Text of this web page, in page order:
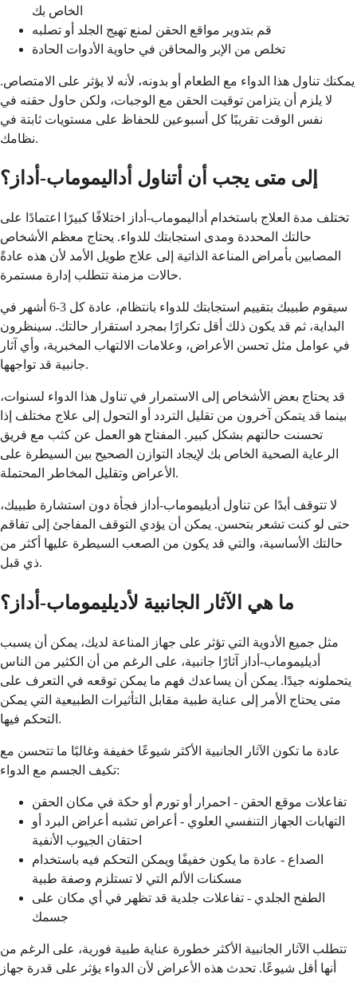
الخاص بك
قم بتدوير مواقع الحقن لمنع تهيج الجلد أو تصلبه
تخلص من الإبر والمحاقن في حاوية الأدوات الحادة
يمكنك تناول هذا الدواء مع الطعام أو بدونه، لأنه لا يؤثر على الامتصاص.
لا يلزم أن يتزامن توقيت الحقن مع الوجبات، ولكن حاول حقنه في
نفس الوقت تقريبًا كل أسبوعين للحفاظ على مستويات ثابتة في
نظامك.
إلى متى يجب أن أتناول أداليموماب-أداز؟
تختلف مدة العلاج باستخدام أداليموماب-أداز اختلافًا كبيرًا اعتمادًا على
حالتك المحددة ومدى استجابتك للدواء. يحتاج معظم الأشخاص
المصابين بأمراض المناعة الذاتية إلى علاج طويل الأمد لأن هذه عادةً
حالات مزمنة تتطلب إدارة مستمرة.
سيقوم طبيبك بتقييم استجابتك للدواء بانتظام، عادة كل 3-6 أشهر في
البداية، ثم قد يكون ذلك أقل تكرارًا بمجرد استقرار حالتك. سينظرون
في عوامل مثل تحسن الأعراض، وعلامات الالتهاب المخبرية، وأي آثار
جانبية قد تواجهها.
قد يحتاج بعض الأشخاص إلى الاستمرار في تناول هذا الدواء لسنوات،
بينما قد يتمكن آخرون من تقليل التردد أو التحول إلى علاج مختلف إذا
تحسنت حالتهم بشكل كبير. المفتاح هو العمل عن كثب مع فريق
الرعاية الصحية الخاص بك لإيجاد التوازن الصحيح بين السيطرة على
الأعراض وتقليل المخاطر المحتملة.
لا تتوقف أبدًا عن تناول أديليموماب-أداز فجأة دون استشارة طبيبك،
حتى لو كنت تشعر بتحسن. يمكن أن يؤدي التوقف المفاجئ إلى تفاقم
حالتك الأساسية، والتي قد يكون من الصعب السيطرة عليها أكثر من
ذي قبل.
ما هي الآثار الجانبية لأديليموماب-أداز؟
مثل جميع الأدوية التي تؤثر على جهاز المناعة لديك، يمكن أن يسبب
أديليموماب-أداز آثارًا جانبية، على الرغم من أن الكثير من الناس
يتحملونه جيدًا. يمكن أن يساعدك فهم ما يمكن توقعه في التعرف على
متى يحتاج الأمر إلى عناية طبية مقابل التأثيرات الطبيعية التي يمكن
التحكم فيها.
عادة ما تكون الآثار الجانبية الأكثر شيوعًا خفيفة وغالبًا ما تتحسن مع
تكيف الجسم مع الدواء:
تفاعلات موقع الحقن - احمرار أو تورم أو حكة في مكان الحقن
التهابات الجهاز التنفسي العلوي - أعراض تشبه أعراض البرد أو
احتقان الجيوب الأنفية
الصداع - عادة ما يكون خفيفًا ويمكن التحكم فيه باستخدام
مسكنات الألم التي لا تستلزم وصفة طبية
الطفح الجلدي - تفاعلات جلدية قد تظهر في أي مكان على
جسمك
تتطلب الآثار الجانبية الأكثر خطورة عناية طبية فورية، على الرغم من
أنها أقل شيوعًا. تحدث هذه الأعراض لأن الدواء يؤثر على قدرة جهاز